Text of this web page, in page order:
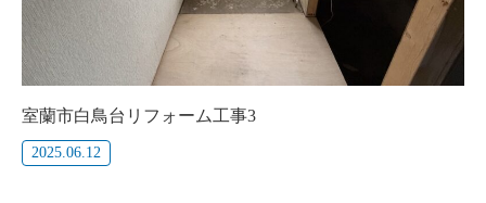
室蘭市白鳥台リフォーム工事3
2025.06.12